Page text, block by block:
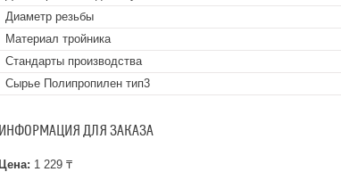
Диаметр резьбы
Материал тройника
Стандарты производства
Сырье Полипропилен тип3
ИНФОРМАЦИЯ ДЛЯ ЗАКАЗА
Цена: 1 229 ₸